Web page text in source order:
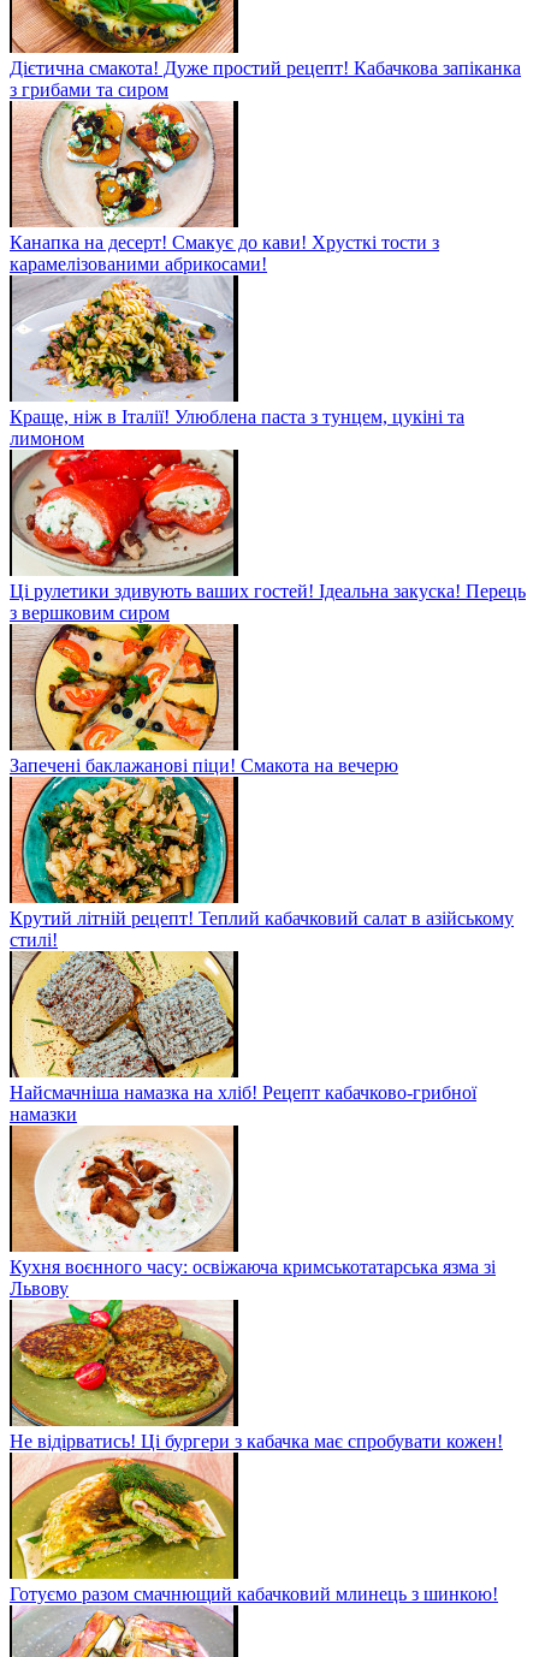
Дієтична смакота! Дуже простий рецепт! Кабачкова запіканка
з грибами та сиром
Канапка на десерт! Смакує до кави! Хрусткі тости з
карамелізованими абрикосами!
Краще, ніж в Італії! Улюблена паста з тунцем, цукіні та
лимоном
Ці рулетики здивують ваших гостей! Ідеальна закуска! Перець
з вершковим сиром
Запечені баклажанові піци! Смакота на вечерю
Крутий літній рецепт! Теплий кабачковий салат в азійському
стилі!
Найсмачніша намазка на хліб! Рецепт кабачково-грибної
намазки
Кухня воєнного часу: освіжаюча кримськотатарська язма зі
Львову
Не відірватись! Ці бургери з кабачка має спробувати кожен!
Готуємо разом смачнющий кабачковий млинець з шинкою!